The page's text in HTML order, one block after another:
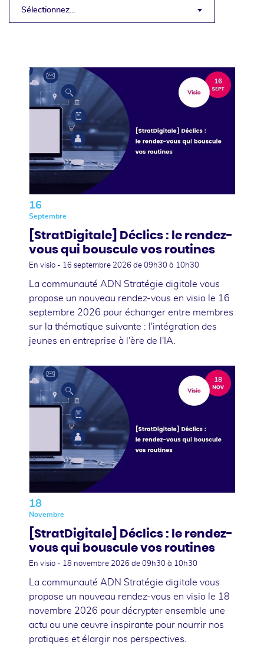
Sélectionnez...
16
Septembre
[StratDigitale] Déclics : le rendez-
vous qui bouscule vos routines
En visio - 16 septembre 2026 de 09h30 à 10h30
La communauté ADN Stratégie digitale vous
propose un nouveau rendez-vous en visio le 16
septembre 2026 pour échanger entre membres
sur la thématique suivante : l'intégration des
jeunes en entreprise à l'ère de l'IA.
18
Novembre
[StratDigitale] Déclics : le rendez-
vous qui bouscule vos routines
En visio - 18 novembre 2026 de 09h30 à 10h30
La communauté ADN Stratégie digitale vous
propose un nouveau rendez-vous en visio le 18
novembre 2026 pour décrypter ensemble une
actu ou une œuvre inspirante pour nourrir nos
pratiques et élargir nos perspectives.